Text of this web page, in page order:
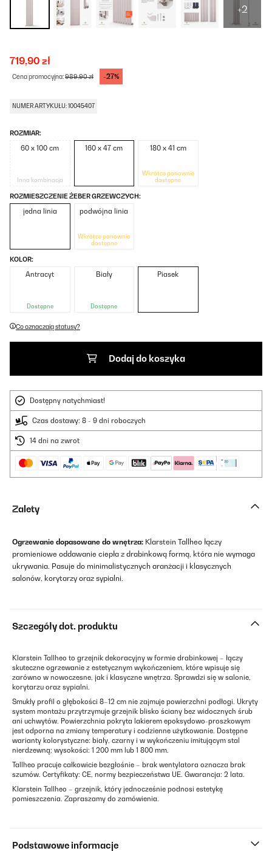
+2
719,90 zł
Cena promocyjna:989,90 zł -27%
NUMER ARTYKUŁU: 10045407
ROZMIAR:
60 x 100 cm
Inna kombinacja
160 x 47 cm 180 x 41 cm
Wkrótce ponownie
dostępne
ROZMIESZCZENIE ŻEBER GRZEWCZYCH:
jedna linia podwójna linia
Wkrótce ponownie
dostępne
KOLOR:
Antracyt
Dostępne
Biały
Dostępne
Piasek
Co oznaczają statusy?
Dodaj do koszyka
Dostępny natychmiast!
Czas dostawy: 8 - 9 dni roboczych
14 dni na zwrot
Zalety
Ogrzewanie dopasowane do wnętrza: Klarstein Tallheo łączy
promieniowe oddawanie ciepła z drabinkową formą, która nie wymaga
ukrywania. Pasuje do minimalistycznych aranżacji i klasycznych
salonów, korytarzy oraz sypialni.
Szczegóły dot. produktu
Klarstein Tallheo to grzejnik dekoracyjny w formie drabinkowej – łączy
skuteczne ogrzewanie z estetycznym wykończeniem, które wpisuje się
zarówno w nowoczesne, jak i klasyczne wnętrza. Sprawdzi się w salonie,
korytarzu oraz sypialni.
Smukły profil o głębokości 8–12 cm nie zajmuje powierzchni podłogi. Ukryty
system montażu przytrzymuje grzejnik blisko ściany bez widocznych śrub
ani uchwytów. Powierzchnia pokryta lakierem epoksydowo-proszkowym
jest odporna na zmiany temperatury i codzienne użytkowanie. Dostępne
warianty kolorystyczne: biały, czarny i w wykończeniu imitującym stal
nierdzewną; wysokości: 1 200 mm lub 1 800 mm.
Tallheo pracuje całkowicie bezgłośnie – brak wentylatora oznacza brak
szumów. Certyfikaty: CE, normy bezpieczeństwa UE. Gwarancja: 2 lata.
Klarstein Tallheo – grzejnik, który jednocześnie podnosi estetykę
pomieszczenia. Zapraszamy do zamówienia.
Podstawowe informacje